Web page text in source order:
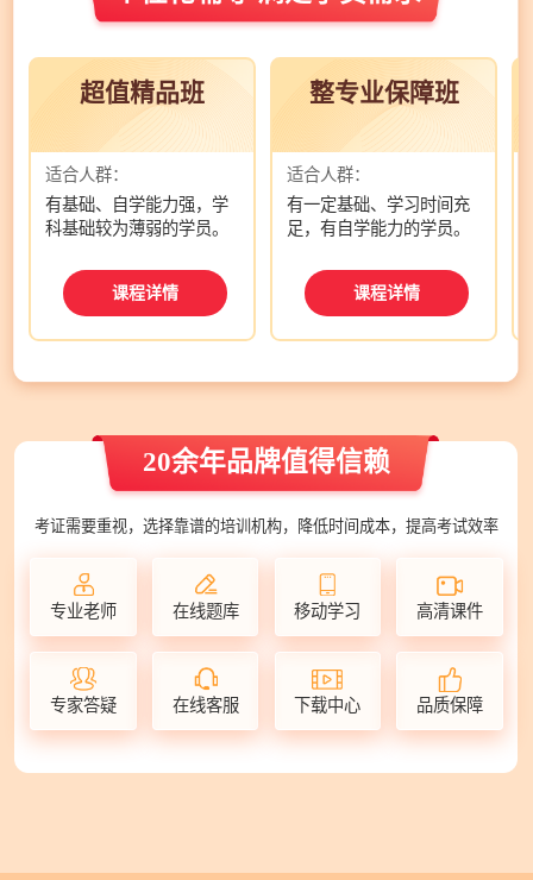
超值精品班
适合人群：
有基础、自学能力强，学
科基础较为薄弱的学员。
课程详情
整专业保障班
适合人群：
有一定基础、学习时间充
足，有自学能力的学员。
课程详情
20余年品牌值得信赖
考证需要重视，选择靠谱的培训机构，降低时间成本，提高考试效率
专业老师 在线题库 移动学习 高清课件
专家答疑 在线客服 下载中心 品质保障